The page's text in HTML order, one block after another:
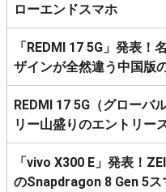
ローエンドスマホ
「REDMI 17 5G」発表
ザインが全然違う中国版
REDMI 17 5G（グローバ
リー山盛りのエントリー
「vivo X300 E」発表！
のSnapdragon 8 Gen 5ス